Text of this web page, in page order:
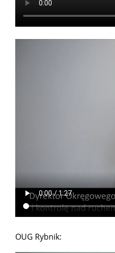
OUG Rybnik: